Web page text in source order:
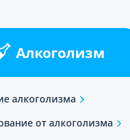
Алкоголизм
алкоголизма
от алкоголизма